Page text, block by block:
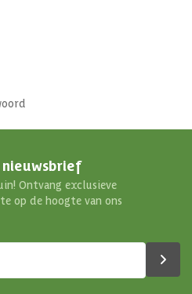
Ontvang exclusieve
op de hoogte van ons